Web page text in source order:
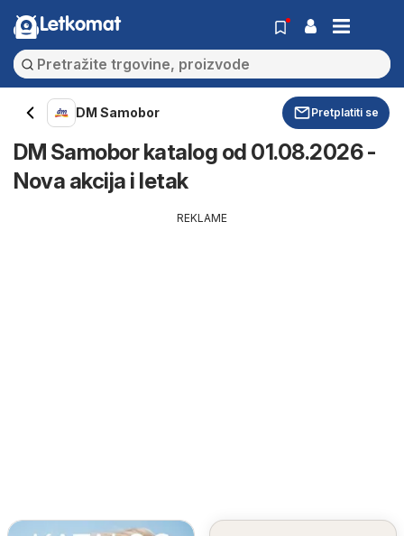
Letkomat
DM Samobor Pretplatiti se
DM Samobor katalog od 01.08.2026 -
Nova akcija i letak
REKLAME